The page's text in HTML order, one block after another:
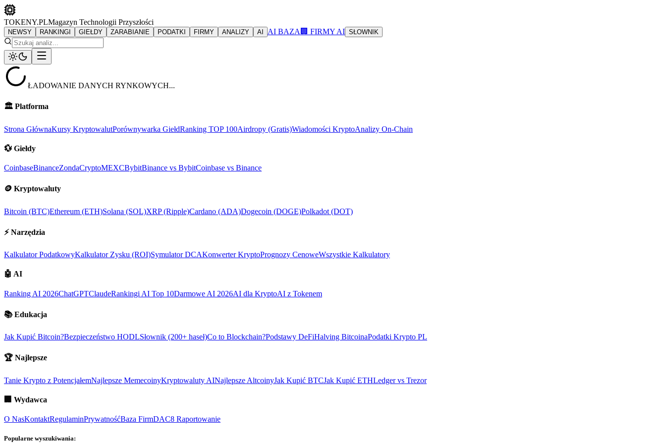
TOKENY.PLMagazyn Technologii Przyszłości
NEWSY RANKINGI GIEŁDY ZARABIANIE PODATKI FIRMY ANALIZY AI AI BAZA 🏢 FIRMY AI SŁOWNIK
ŁADOWANIE DANYCH RYNKOWYCH...
🏛️ Platforma
Strona GłównaKursy KryptowalutPorównywarka GiełdRanking TOP 100Airdropy (Gratis)Wiadomości KryptoAnalizy On-Chain
💱 Giełdy
CoinbaseBinanceZondaCryptoMEXCBybitBinance vs BybitCoinbase vs Binance
🪙 Kryptowaluty
Bitcoin (BTC)Ethereum (ETH)Solana (SOL)XRP (Ripple)Cardano (ADA)Dogecoin (DOGE)Polkadot (DOT)
⚡ Narzędzia
Kalkulator PodatkowyKalkulator Zysku (ROI)Symulator DCAKonwerter KryptoPrognozy CenoweWszystkie Kalkulatory
🤖 AI
Ranking AI 2026ChatGPTClaudeRankingi AI Top 10Darmowe AI 2026AI dla KryptoAI z Tokenem
📚 Edukacja
Jak Kupić Bitcoin?Bezpieczeństwo HODLSłownik (200+ haseł)Co to Blockchain?Podstawy DeFiHalving BitcoinaPodatki Krypto PL
🏆 Najlepsze
Tanie Krypto z PotencjałemNajlepsze MemecoinyKryptowaluty AINajlepsze AltcoinyJak Kupić BTCJak Kupić ETHLedger vs Trezor
🏢 Wydawca
O NasKontaktRegulaminPrywatnośćBaza FirmDAC8 Raportowanie
Popularne wyszukiwania: